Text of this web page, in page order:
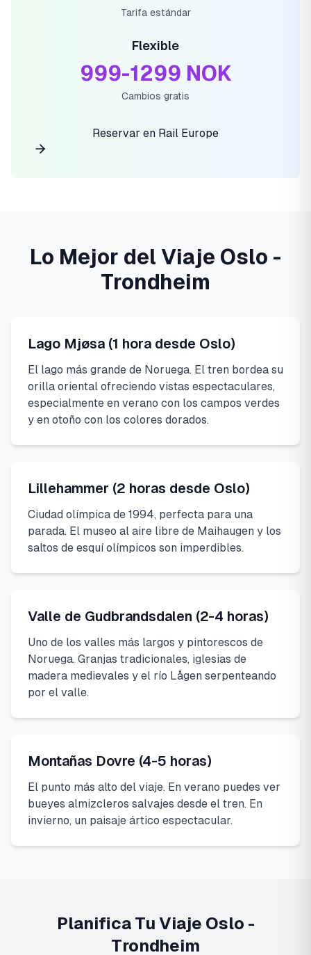
Tarifa estándar
Flexible
999-1299 NOK
Cambios gratis
Reservar en Rail Europe
Lo Mejor del Viaje Oslo -
Trondheim
Lago Mjøsa (1 hora desde Oslo)
El lago más grande de Noruega. El tren bordea su
orilla oriental ofreciendo vistas espectaculares,
especialmente en verano con los campos verdes
y en otoño con los colores dorados.
Lillehammer (2 horas desde Oslo)
Ciudad olímpica de 1994, perfecta para una
parada. El museo al aire libre de Maihaugen y los
saltos de esquí olímpicos son imperdibles.
Valle de Gudbrandsdalen (2-4 horas)
Uno de los valles más largos y pintorescos de
Noruega. Granjas tradicionales, iglesias de
madera medievales y el río Lågen serpenteando
por el valle.
Montañas Dovre (4-5 horas)
El punto más alto del viaje. En verano puedes ver
bueyes almizcleros salvajes desde el tren. En
invierno, un paisaje ártico espectacular.
Planifica Tu Viaje Oslo -
Trondheim